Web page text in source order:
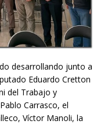
desarrollando junto a
Eduardo Cretton
del Trabajo y
Carrasco, el
Víctor Manoli, la